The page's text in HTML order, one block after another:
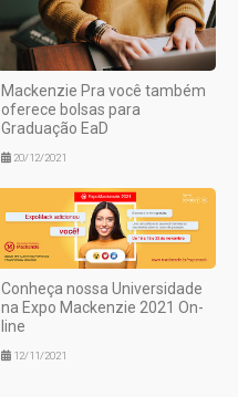
Mackenzie Pra você também
oferece bolsas para
Graduação EaD
20/12/2021
Conheça nossa Universidade
na Expo Mackenzie 2021 On-
line
12/11/2021